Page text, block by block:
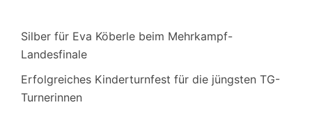
Silber für Eva Köberle beim Mehrkampf-
Landesfinale
Erfolgreiches Kinderturnfest für die jüngsten TG-
Turnerinnen